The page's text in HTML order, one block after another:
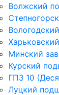
Волжский
Минский
Курский
ГПЗ 10
Луцкий